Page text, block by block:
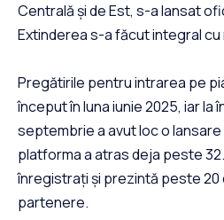
Centrală și de Est, s-a lansat
Extinderea s-a făcut integral
Pregătirile pentru intrarea pe
început în luna iunie 2025, iar la
septembrie a avut loc o lansare
platforma a atras deja peste
înregistrați și prezintă peste 20
partenere.